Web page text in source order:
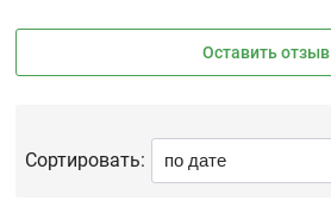
Оставить отзыв
Сортировать: